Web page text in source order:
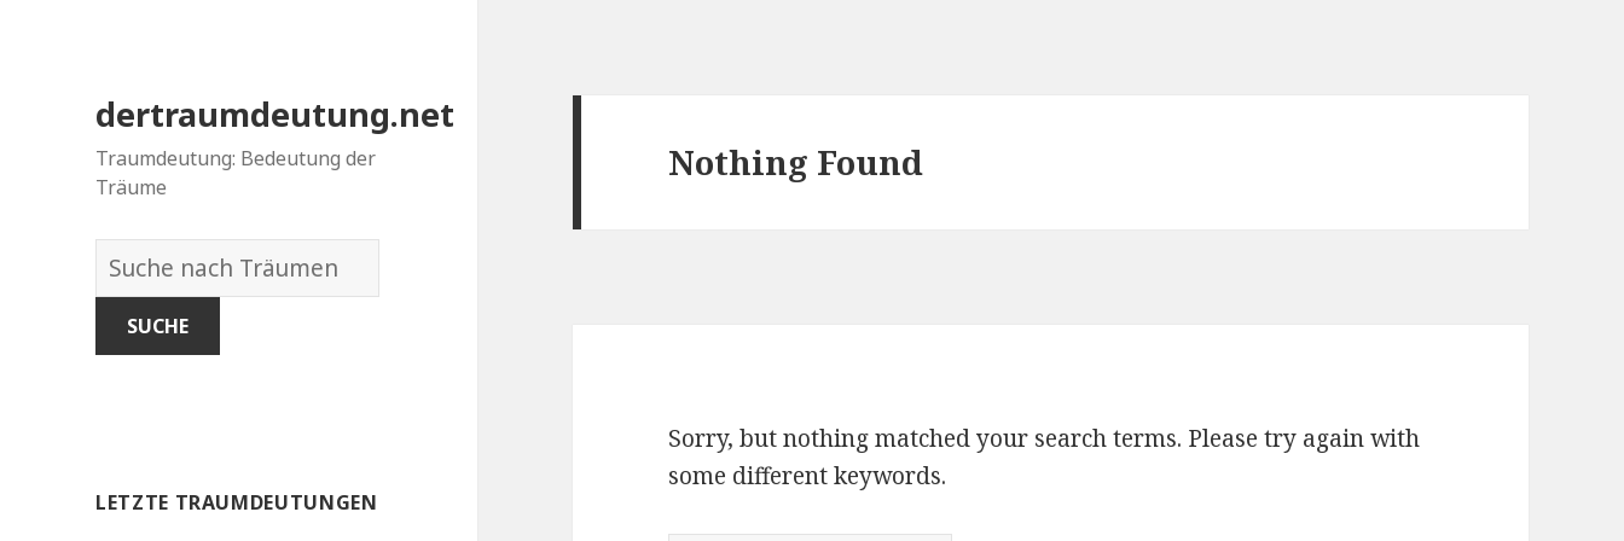
dertraumdeutung.net
Traumdeutung: Bedeutung der
Träume
Wörterbuch
der
Träume:
LETZTE TRAUMDEUTUNGEN
Nothing Found
Sorry, but nothing matched your search terms. Please try again with
some different keywords.